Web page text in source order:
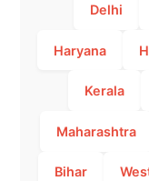
Delhi
Haryana
Kerala
Maharashtra
Bihar